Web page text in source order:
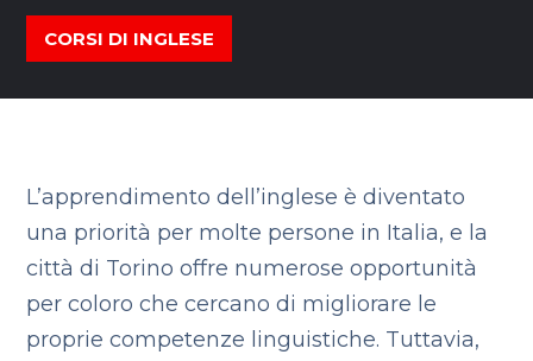
CORSI DI INGLESE
L’apprendimento dell’inglese è diventato
una priorità per molte persone in Italia, e la
città di Torino offre numerose opportunità
per coloro che cercano di migliorare le
proprie competenze linguistiche. Tuttavia,